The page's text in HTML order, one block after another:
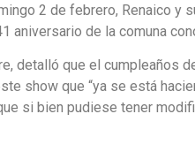
2 de febrero, Renaico y
aniversario de la comuna
detalló que el cumpleaños
show que “ya se está
si bien pudiese tener